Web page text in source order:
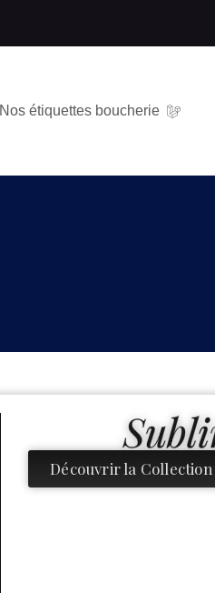
Nos étiquettes boucherie
Découvrir la Collection